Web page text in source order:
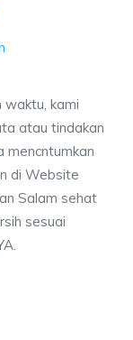
waktu, kami
atau tindakan
mencntumkan
di Website
Salam sehat
sesuai